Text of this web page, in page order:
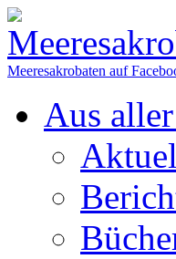
Meeresakrobaten auf
Aus